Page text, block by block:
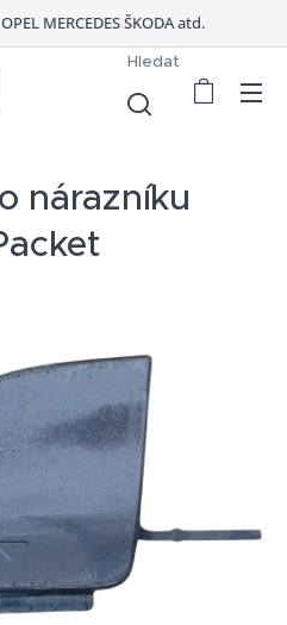
MERCEDES ŠKODA atd.
Hledat
nárazníku